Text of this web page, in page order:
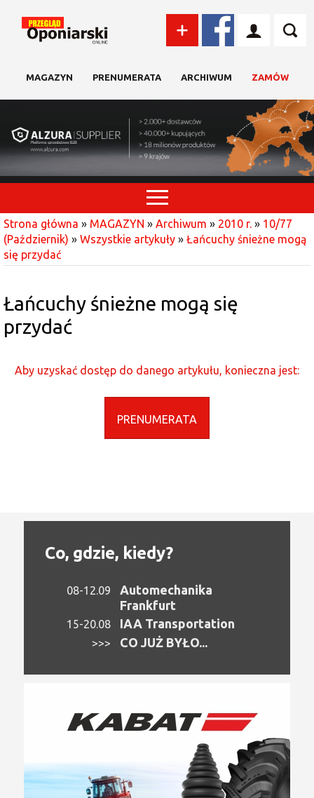
MAGAZYN PRENUMERATA ARCHIWUM ZAMÓW
Strona główna » MAGAZYN » Archiwum » 2010 r. » 10/77
(Październik) » Wszystkie artykuły » Łańcuchy śnieżne mogą
się przydać
Łańcuchy śnieżne mogą się
przydać
Aby uzyskać dostęp do danego artykułu, konieczna jest:
PRENUMERATA
Co, gdzie, kiedy?
08-12.09
Automechanika
Frankfurt
15-20.08 IAA Transportation
>>> CO JUŻ BYŁO...